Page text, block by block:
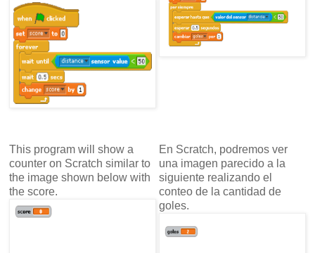
This program will show a
counter on Scratch similar to
the image shown below with
the score.
En Scratch, podremos ver
una imagen parecido a la
siguiente realizando el
conteo de la cantidad de
goles.